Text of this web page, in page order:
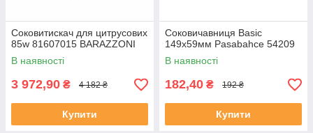
Соковитискач для цитрусових
85w 81607015 BARAZZONI
В наявності
3 972,90 ₴ 4 182 ₴
Купити
Соковичавниця Basic
149х59мм Pasabahce 54209
В наявності
182,40 ₴ 192 ₴
Купити